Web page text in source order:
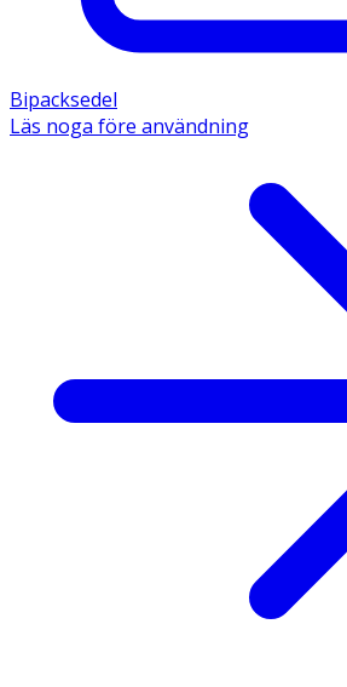
Bipacksedel
Läs noga före användning